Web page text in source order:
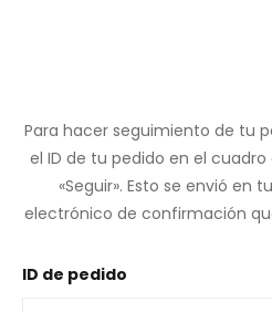
Para hacer seguimiento de tu
el ID de tu pedido en el
«Seguir». Esto se envió en
electrónico de confirmación
ID de pedido